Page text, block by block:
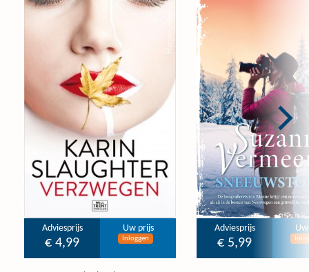
Adviesprijs
€ 4,99
Uw prijs
Inloggen
Adviesprijs
€ 5,99